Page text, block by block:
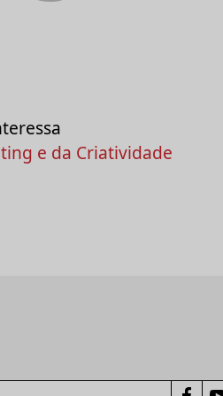
e da Criatividade